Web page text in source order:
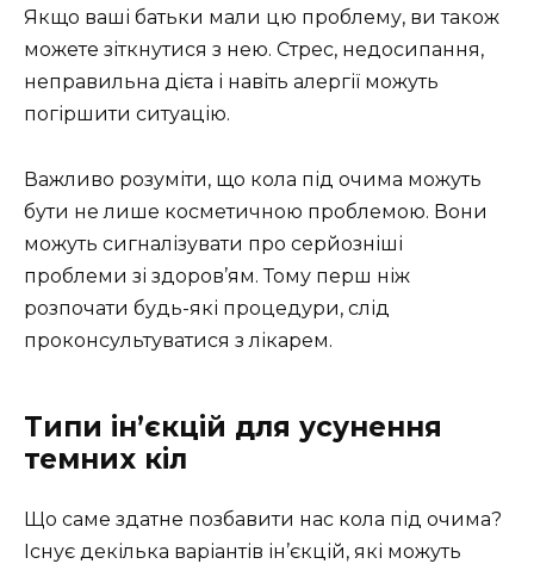
Якщо ваші батьки мали цю проблему, ви також
можете зіткнутися з нею. Стрес, недосипання,
неправильна дієта і навіть алергії можуть
погіршити ситуацію.
Важливо розуміти, що кола під очима можуть
бути не лише косметичною проблемою. Вони
можуть сигналізувати про серйозніші
проблеми зі здоров’ям. Тому перш ніж
розпочати будь-які процедури, слід
проконсультуватися з лікарем.
Типи ін’єкцій для усунення
темних кіл
Що саме здатне позбавити нас кола під очима?
Існує декілька варіантів ін’єкцій, які можуть